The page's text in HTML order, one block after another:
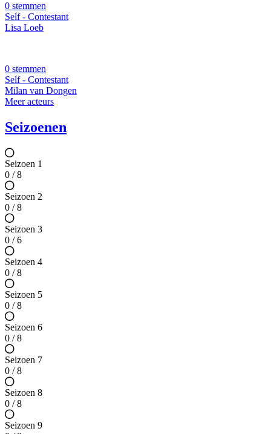
0 stemmen
Self - Contestant
Lisa Loeb
0 stemmen
Self - Contestant
Milan van Dongen
Meer acteurs
Seizoenen
Seizoen 1
0 / 8
Seizoen 2
0 / 8
Seizoen 3
0 / 6
Seizoen 4
0 / 8
Seizoen 5
0 / 8
Seizoen 6
0 / 8
Seizoen 7
0 / 8
Seizoen 8
0 / 8
Seizoen 9